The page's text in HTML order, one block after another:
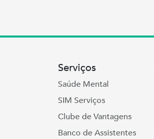
Serviços
Saúde Mental
SIM Serviços
Clube de Vantagens
Banco de Assistentes